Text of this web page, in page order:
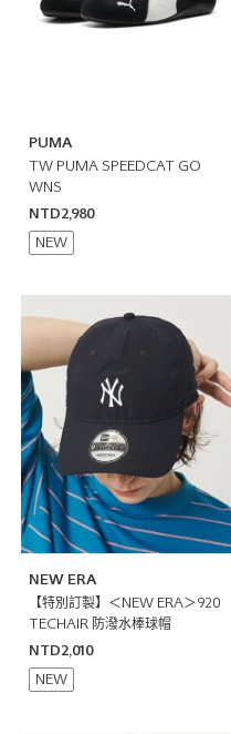
PUMA
TW PUMA SPEEDCAT GO
WNS
NTD2,980
NEW
NEW ERA
【特別訂製】＜NEW ERA＞920
TECHAIR 防潑水棒球帽
NTD2,010
NEW